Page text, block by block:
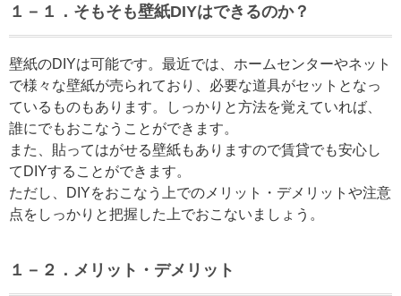
１－１．そもそも壁紙DIYはできるのか？
壁紙のDIYは可能です。最近では、ホームセンターやネット
で様々な壁紙が売られており、必要な道具がセットとなっ
ているものもあります。しっかりと方法を覚えていれば、
誰にでもおこなうことができます。
また、貼ってはがせる壁紙もありますので賃貸でも安心し
てDIYすることができます。
ただし、DIYをおこなう上でのメリット・デメリットや注意
点をしっかりと把握した上でおこないましょう。
１－２．メリット・デメリット